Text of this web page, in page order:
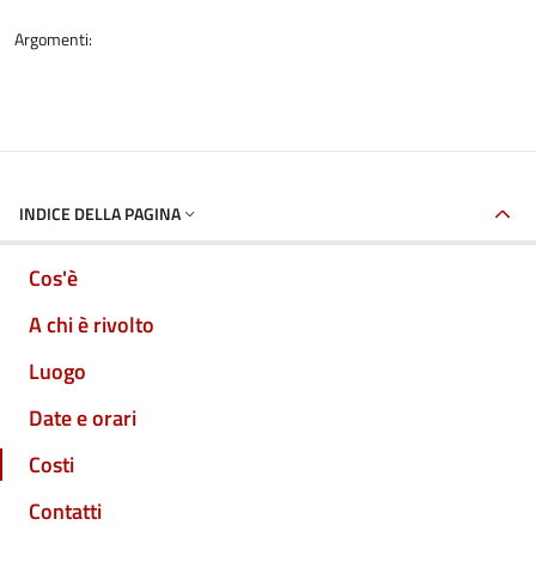
Argomenti:
INDICE DELLA PAGINA
Cos'è
A chi è rivolto
Luogo
Date e orari
Costi
Contatti